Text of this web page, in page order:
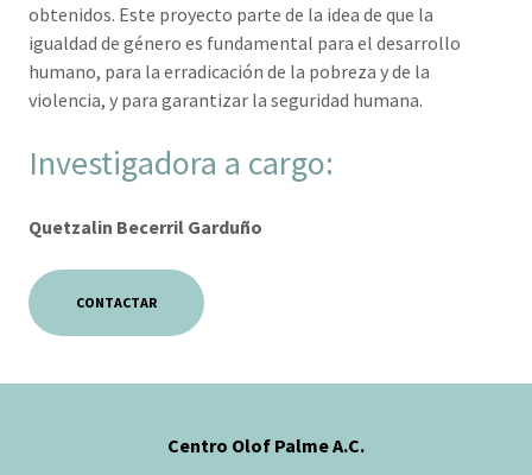
obtenidos. Este proyecto parte de la idea de que la
igualdad de género es fundamental para el desarrollo
humano, para la erradicación de la pobreza y de la
violencia, y para garantizar la seguridad humana.
Investigadora a cargo:
Quetzalin Becerril Garduño
CONTACTAR
Centro Olof Palme A.C.